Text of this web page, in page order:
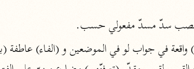
لعلوم التنزيل
(٧٤١ هـ)
السعدي (١٣٧٦ هـ)
نحو ٤ مجلدات
نصب سدّ مسدّ مفعولي حسب.